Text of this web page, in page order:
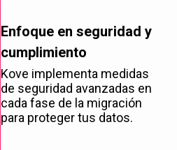
Enfoque en seguridad y
cumplimiento
Kove implementa medidas
de seguridad avanzadas en
cada fase de la migración
para proteger tus datos.